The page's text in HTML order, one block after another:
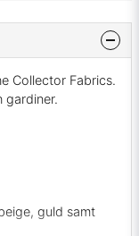
Collector Fabrics.
gardiner.
guld samt